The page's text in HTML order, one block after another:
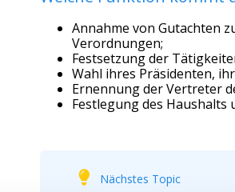
Annahme von Gutachten
Verordnungen;
Festsetzung der
Wahl ihres Präsidenten,
Ernennung der Vertreter
Festlegung des Haushalts
Nächstes Topic